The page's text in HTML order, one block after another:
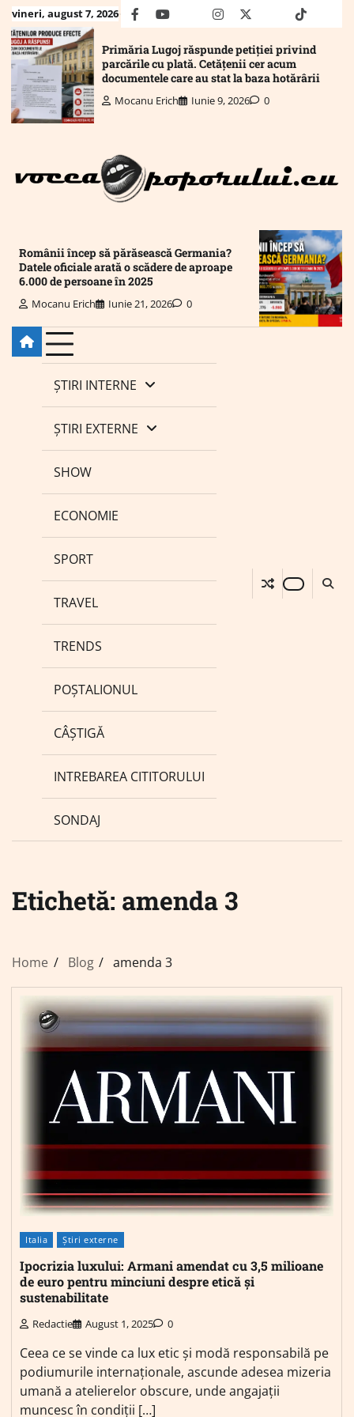
Skip
to
content
vineri, august 7, 2026 facebookyoutubeMailinstagram
twitter truthtiktok
Primăria Lugoj răspunde petiției privind
parcările cu plată. Cetățenii cer acum
documentele care au stat la baza hotărârii
Mocanu Erich Iunie 9, 2026 0
Românii încep să părăsească Germania?
Datele oficiale arată o scădere de aproape
6.000 de persoane în 2025
Mocanu Erich Iunie 21, 2026 0
ȘTIRI INTERNE
ȘTIRI EXTERNE
SHOW
ECONOMIE
SPORT
TRAVEL
TRENDS
POȘTALIONUL
CÂȘTIGĂ
INTREBAREA CITITORULUI
SONDAJ
Etichetă: amenda 3
Home Blog amenda 3
Italia Știri externe
Ipocrizia luxului: Armani amendat cu 3,5 milioane
de euro pentru minciuni despre etică și
sustenabilitate
Redactie August 1, 2025 0
Ceea ce se vinde ca lux etic și modă responsabilă pe
podiumurile internaționale, ascunde adesea mizeria
umană a atelierelor obscure, unde angajații
muncesc în condiții […]